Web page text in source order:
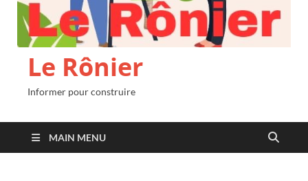
Le Rônier
Informer pour construire
MAIN MENU